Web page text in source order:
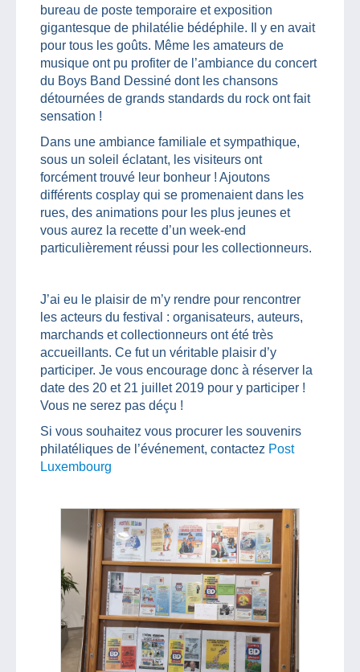
bureau de poste temporaire et exposition
gigantesque de philatélie bédéphile. Il y en avait
pour tous les goûts. Même les amateurs de
musique ont pu profiter de l’ambiance du concert
du Boys Band Dessiné dont les chansons
détournées de grands standards du rock ont fait
sensation !
Dans une ambiance familiale et sympathique,
sous un soleil éclatant, les visiteurs ont
forcément trouvé leur bonheur ! Ajoutons
différents cosplay qui se promenaient dans les
rues, des animations pour les plus jeunes et
vous aurez la recette d’un week-end
particulièrement réussi pour les collectionneurs.
J’ai eu le plaisir de m’y rendre pour rencontrer
les acteurs du festival : organisateurs, auteurs,
marchands et collectionneurs ont été très
accueillants. Ce fut un véritable plaisir d’y
participer. Je vous encourage donc à réserver la
date des 20 et 21 juillet 2019 pour y participer !
Vous ne serez pas déçu !
Si vous souhaitez vous procurer les souvenirs
philatéliques de l’événement, contactez Post
Luxembourg